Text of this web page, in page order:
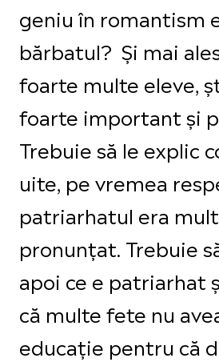
geniu în romantism
bărbatul? Și mai
foarte multe eleve,
foarte important și
Trebuie să le explic
uite, pe vremea
patriarhatul era
pronunțat. Trebuie
apoi ce e patriarhat
că multe fete nu
educație pentru că